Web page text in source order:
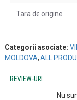
Tara de origine
Categorii asociate:
MOLDOVA, ALL
REVIEW-URI
Nu